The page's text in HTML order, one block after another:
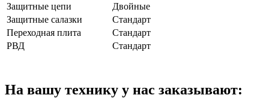
Защитные цепи
Двойные
Защитные салазки
Стандарт
Переходная плита
Стандарт
РВД
Стандарт
На вашу технику у нас заказывают: